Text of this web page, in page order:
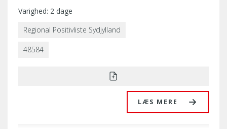
Regional Positivliste Sydjylland
48584
LÆS MERE
Varighed: 2 dage